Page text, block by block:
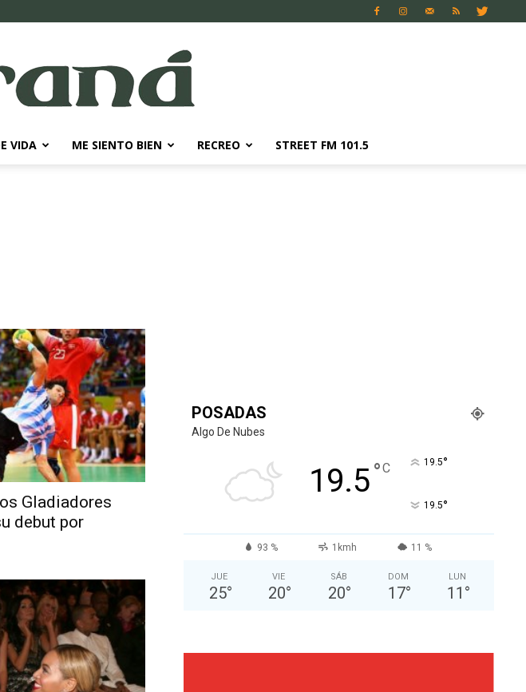
VIDA ME SIENTO BIEN RECREO STREET FM 101.5
Gladiadores
debut por
POSADAS
Algo De Nubes
19.5°C 19.5°
19.5°
93 % 1kmh 11 %
JUE
25°
VIE
20°
SÁB
20°
DOM
17°
LUN
11 °